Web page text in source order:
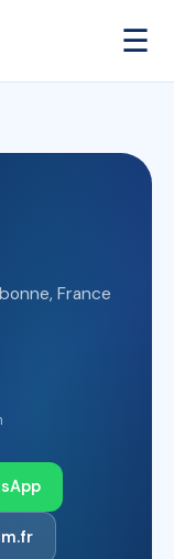
☰
France